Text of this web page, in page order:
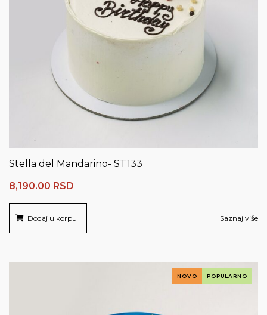
Stella del Mandarino- ST133
8,190.00 RSD
Dodaj u korpu Saznaj više
NOVO POPULARNO